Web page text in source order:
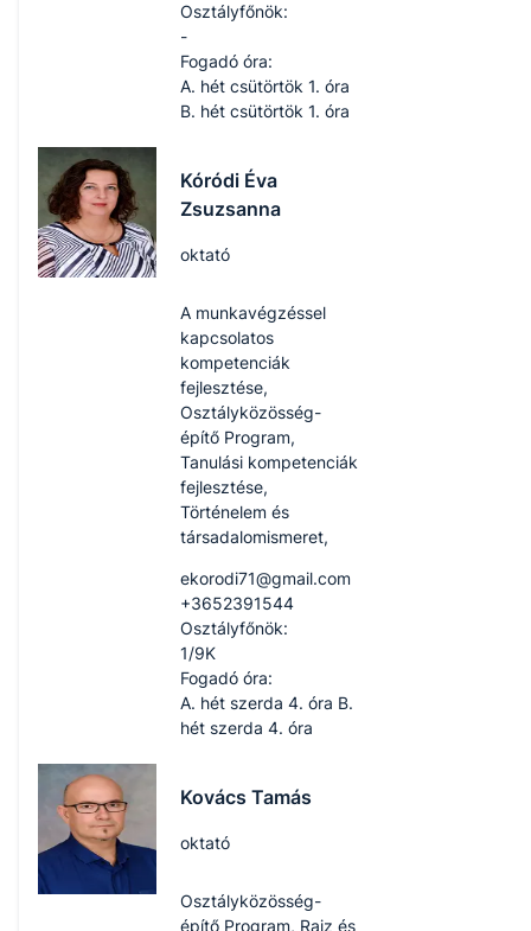
Osztályfőnök:
-
Fogadó óra:
A. hét csütörtök 1. óra
B. hét csütörtök 1. óra
Kóródi Éva
Zsuzsanna
oktató
A munkavégzéssel
kapcsolatos
kompetenciák
fejlesztése,
Osztályközösség-
építő Program,
Tanulási kompetenciák
fejlesztése,
Történelem és
társadalomismeret,
ekorodi71​@gmail.com
+3652391544
Osztályfőnök:
1/9K
Fogadó óra:
A. hét szerda 4. óra B.
hét szerda 4. óra
Kovács Tamás
oktató
Osztályközösség-
építő Program, Rajz és